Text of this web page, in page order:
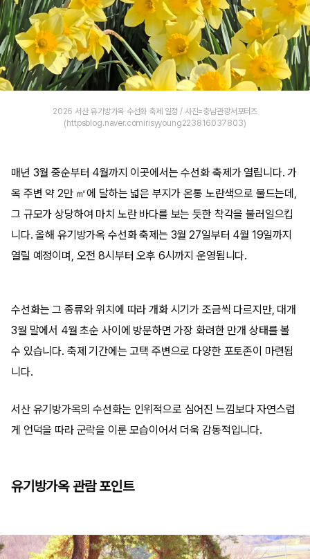
2026 서산 유기방가옥 수선화 축제 일정 / 사진=충남관광서포터즈
(httpsblog.naver.comirisyyoung223816037803)
매년 3월 중순부터 4월까지 이곳에서는 수선화 축제가 열립니다. 가
옥 주변 약 2만 ㎡에 달하는 넓은 부지가 온통 노란색으로 물드는데,
그 규모가 상당하여 마치 노란 바다를 보는 듯한 착각을 불러일으킵
니다. 올해 유기방가옥 수선화 축제는 3월 27일부터 4월 19일까지
열릴 예정이며, 오전 8시부터 오후 6시까지 운영됩니다.
수선화는 그 종류와 위치에 따라 개화 시기가 조금씩 다르지만, 대개
3월 말에서 4월 초순 사이에 방문하면 가장 화려한 만개 상태를 볼
수 있습니다. 축제 기간에는 고택 주변으로 다양한 포토존이 마련됩
니다.
서산 유기방가옥의 수선화는 인위적으로 심어진 느낌보다 자연스럽
게 언덕을 따라 군락을 이룬 모습이어서 더욱 감동적입니다.
유기방가옥 관람 포인트